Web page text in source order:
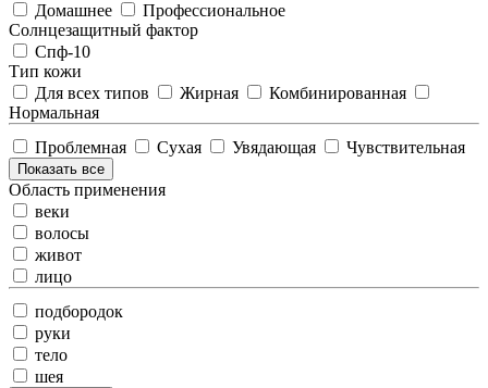
Домашнее
Профессиональное
Солнцезащитный фактор
Спф-10
Тип кожи
Для всех типов
Жирная
Комбинированная
Нормальная
Проблемная
Сухая Увядающая Чувствительная
Показать все
Область применения
веки
волосы
живот
лицо
подбородок
руки
тело
шея